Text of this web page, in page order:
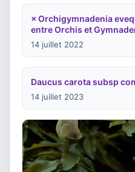
× Orchigymnadenia
entre Orchis et
14 juillet 2022
Daucus carota subsp
14 juillet 2023